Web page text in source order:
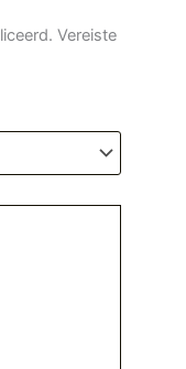
Vereiste